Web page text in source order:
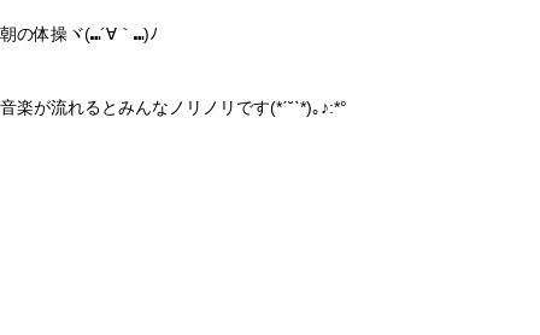
朝の体操ヾ(⑉´∀｀⑉)ﾉ
音楽が流れるとみんなノリノリです(*ˊ˘ˋ*)｡♪:*°